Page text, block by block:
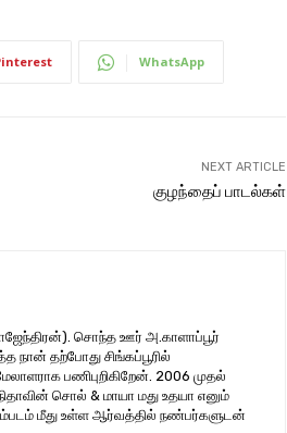
WhatsApp
NEXT ARTICLE
குழந்தைப் பாடல்கள்
சொந்த ஊர் அ.காளாப்பூர்
தற்போது சிங்கப்பூரில்
பணிபுறிகிறேன். 2006 முதல்
சொல் & மாயா மது உதயா எனும்
மீது உள்ள ஆர்வத்தில் நண்பர்களுடன்